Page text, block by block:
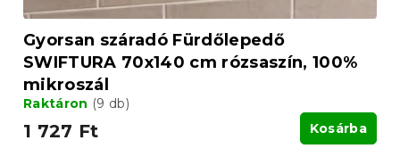
Gyorsan száradó Fürdőlepedő
SWIFTURA 70x140 cm rózsaszín, 100%
mikroszál
Raktáron (9 db)
1 727 Ft Kosárba